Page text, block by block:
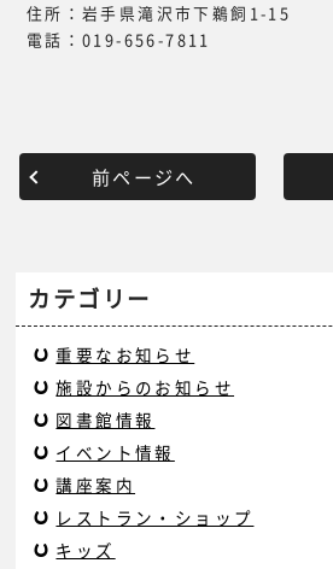
住所：岩手県滝沢市下鵜飼1-15
電話：019-656-7811
前ページへ
カテゴリー
重要なお知らせ
施設からのお知らせ
図書館情報
イベント情報
講座案内
レストラン・ショップ
キッズ